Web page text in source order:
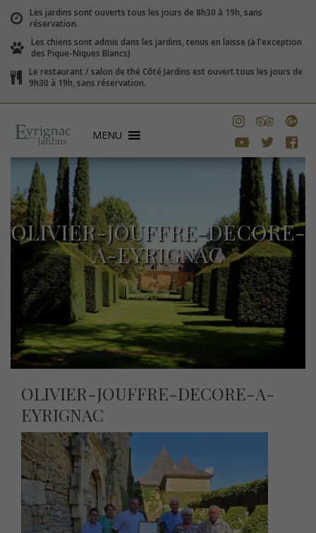
Les jardins sont ouverts tous les jours de 8h30 à 19h, sans
réservation.
Les chiens sont admis dans les jardins, tenus en laisse (à l'exception
des Pique-Niques Blancs)
Le restaurant / salon de thé Côté Jardins est ouvert tous les jours de
9h30 à 19h, sans réservation.
MENU
OLIVIER-JOUFFRE-DECORE-
A-EYRIGNAC
OLIVIER-JOUFFRE-DECORE-A-
EYRIGNAC